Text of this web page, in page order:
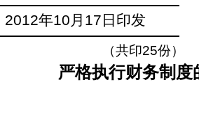
年10月17日印发
（共印25份）
严格执行财务制度